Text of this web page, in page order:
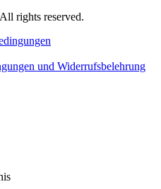
rights reserved.
und Widerrufsbelehrung